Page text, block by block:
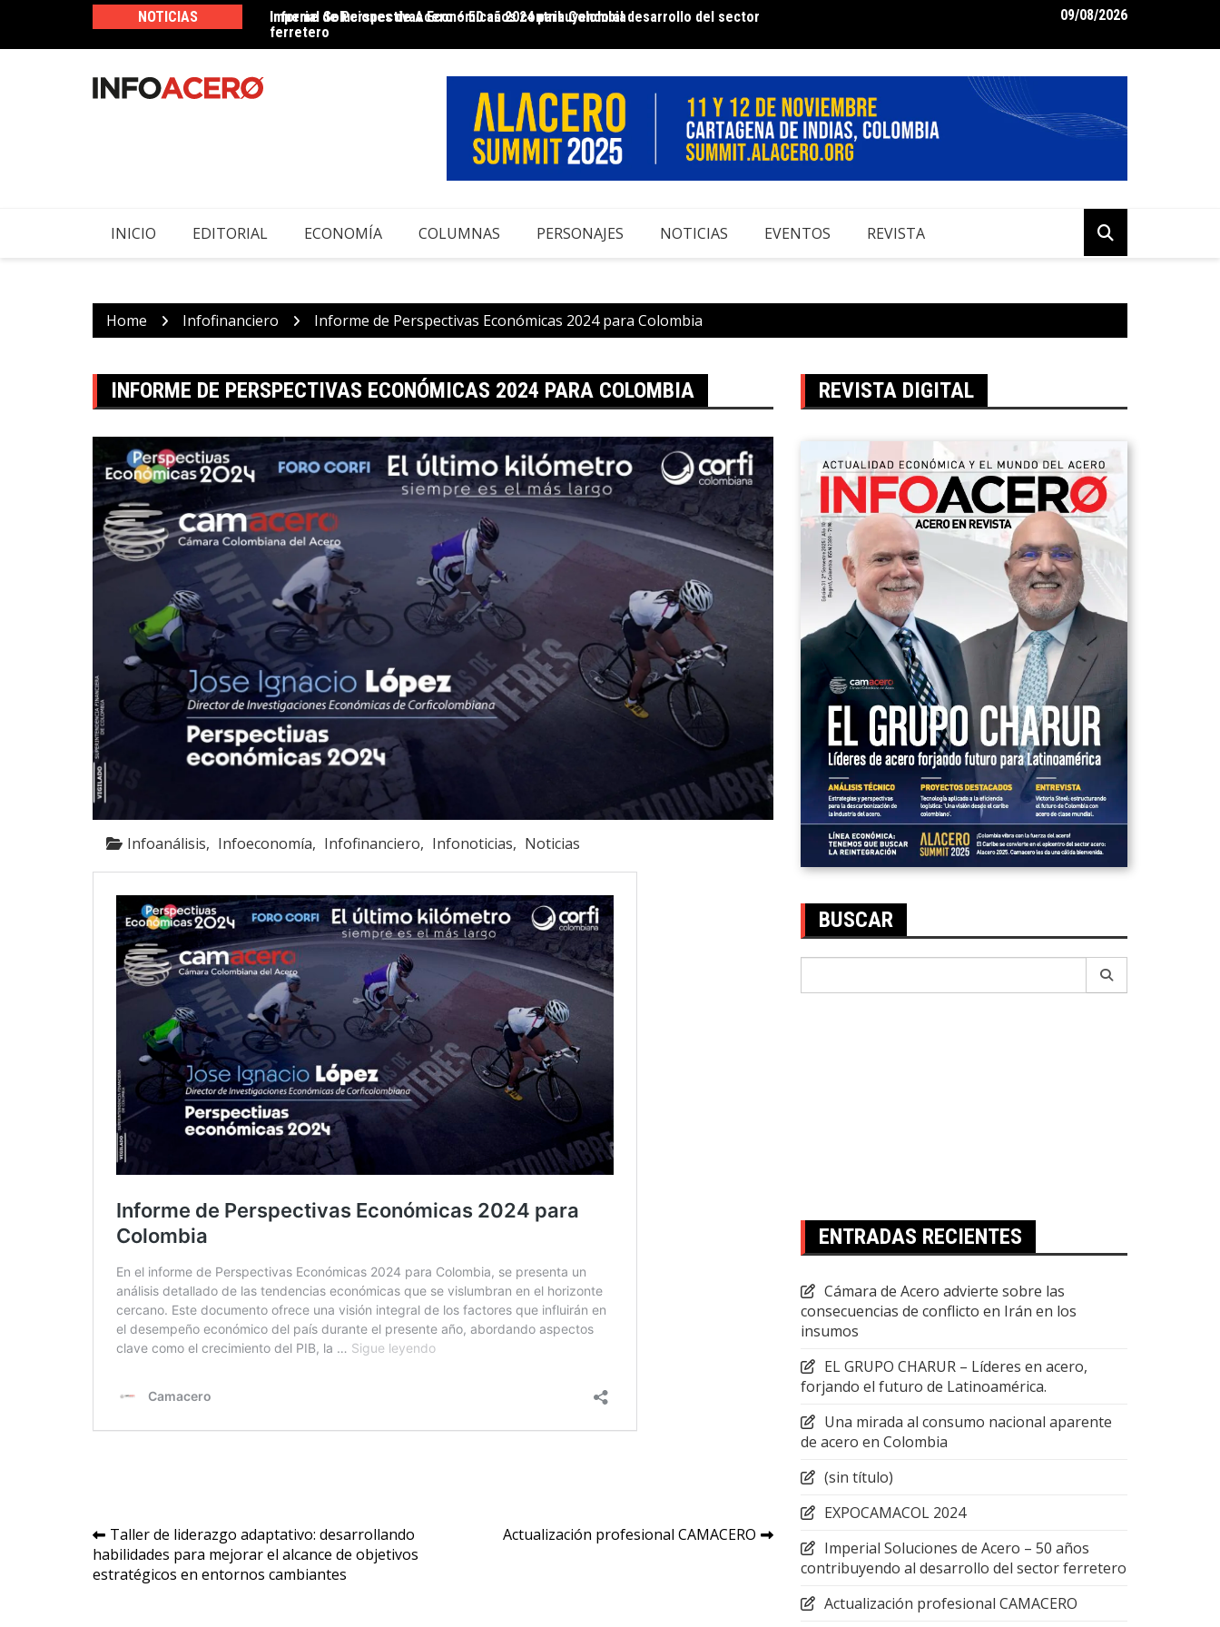
content
NOTICIAS
contribuyendo al desarrollo del sector Informe de Perspectivas Económicas 2024 para Colombia
Se inaugura la primera planta del mundo que produce hidrógeno sin
combustibles fósiles para calentar acero antes de laminarlo
CURSO: Técnicas de Auditoría Interna Operador Económico Autorizado
09/08/2026
INICIO EDITORIAL ECONOMÍA COLUMNAS PERSONAJES NOTICIAS EVENTOS REVISTA
Home Infofinanciero Informe de Perspectivas Económicas 2024 para Colombia
INFORME DE PERSPECTIVAS ECONÓMICAS 2024 PARA COLOMBIA
Infoanálisis Infoeconomía Infofinanciero Infonoticias Noticias
Navegación
de
Taller de liderazgo adaptativo: desarrollando
habilidades para mejorar el alcance de objetivos
estratégicos en entornos cambiantes
Actualización profesional CAMACERO
REVISTA DIGITAL
BUSCAR
ENTRADAS RECIENTES
Cámara de Acero advierte sobre las
consecuencias de conflicto en Irán en los
insumos
EL GRUPO CHARUR – Líderes en acero,
forjando el futuro de Latinoamérica.
Una mirada al consumo nacional aparente
de acero en Colombia
(sin título)
EXPOCAMACOL 2024
Imperial Soluciones de Acero – 50 años
contribuyendo al desarrollo del sector ferretero
Actualización profesional CAMACERO